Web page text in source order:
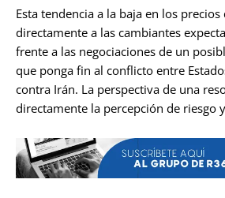
Esta tendencia a la baja en los
directamente a las cambiantes
frente a las negociaciones de un
que ponga fin al conflicto entre
contra Irán. La perspectiva de una
directamente la percepción de riesgo